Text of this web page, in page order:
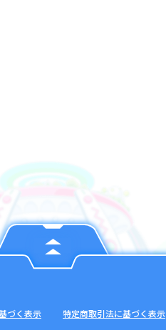
づく表示 特定商取引法に基づく表示